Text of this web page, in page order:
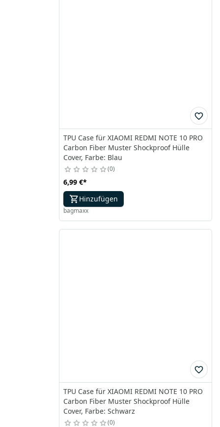
TPU Case für XIAOMI REDMI NOTE 10 PRO
Carbon Fiber Muster Shockproof Hülle
Cover, Farbe: Blau
0
6,99 €*
Hinzufügen
bagmaxx
TPU Case für XIAOMI REDMI NOTE 10 PRO
Carbon Fiber Muster Shockproof Hülle
Cover, Farbe: Schwarz
0